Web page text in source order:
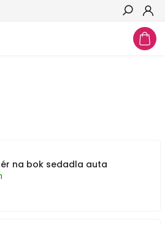
Hledat
na bok sedadla auta